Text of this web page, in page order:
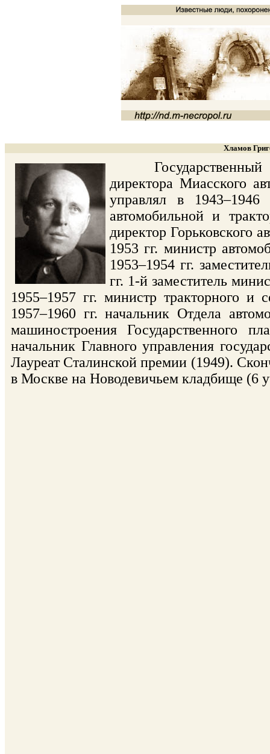
Хламов
Государственный
директора Миасского
управлял в
автомобильной и
директор Горьковского
1953 гг. министр
1953–1954 гг.
гг. 1-й заместитель
1955–1957 гг. министр тракторного и
1957–1960 гг. начальник Отдела
машиностроения Государственного
начальник Главного управления
Лауреат Сталинской премии (1949).
в Москве на Новодевичьем кладбище (6